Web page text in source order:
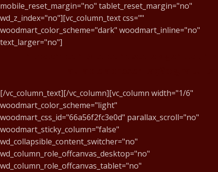
mobile_reset_margin="no" tablet_reset_margin="no"
wd_z_index="no"][vc_column_text css=""
woodmart_color_scheme="dark" woodmart_inline="no"
text_larger="no"]
[/vc_column_text][/vc_column][vc_column width="1/6"
woodmart_color_scheme="light"
woodmart_css_id="66a56f2fc3e0d" parallax_scroll="no"
woodmart_sticky_column="false"
wd_collapsible_content_switcher="no"
wd_column_role_offcanvas_desktop="no"
wd_column_role_offcanvas_tablet="no"